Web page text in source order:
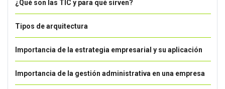
¿Qué son las TIC y para qué sirven?
Tipos de arquitectura
Importancia de la estrategia empresarial y su aplicación
Importancia de la gestión administrativa en una empresa